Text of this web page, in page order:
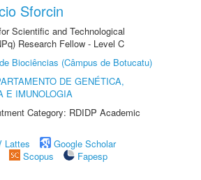
Sforcin
Scientific and Technological
Research Fellow - Level C
Biociências (Câmpus de Botucatu)
DE GENÉTICA,
E IMUNOLOGIA
Category: RDIDP Academic
Lattes
Google Scholar
Scopus
Fapesp